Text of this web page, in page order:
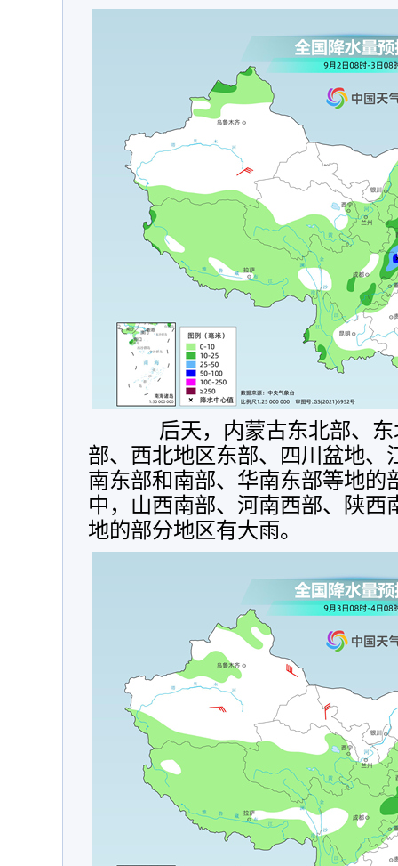
后天， 内蒙古东北部、
部、西北地区东部、四川盆地、
南东部和南部、华南东部等地的
中，山西南部、河南西部、陕西
地的部分地区有大雨。